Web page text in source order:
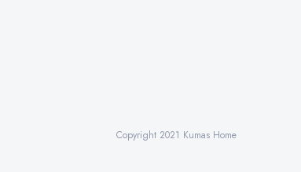
Copyright 2021 Kumas Home